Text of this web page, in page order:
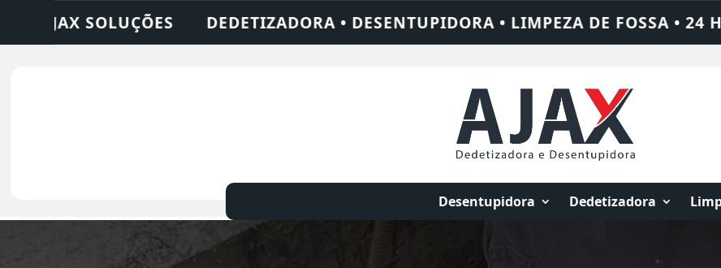
• DESENTUPIDORA • LIMPEZA DE FOSSA • 24 HORAS • CHAME QUEM RESOLVE:
Desentupidora Dedetizadora